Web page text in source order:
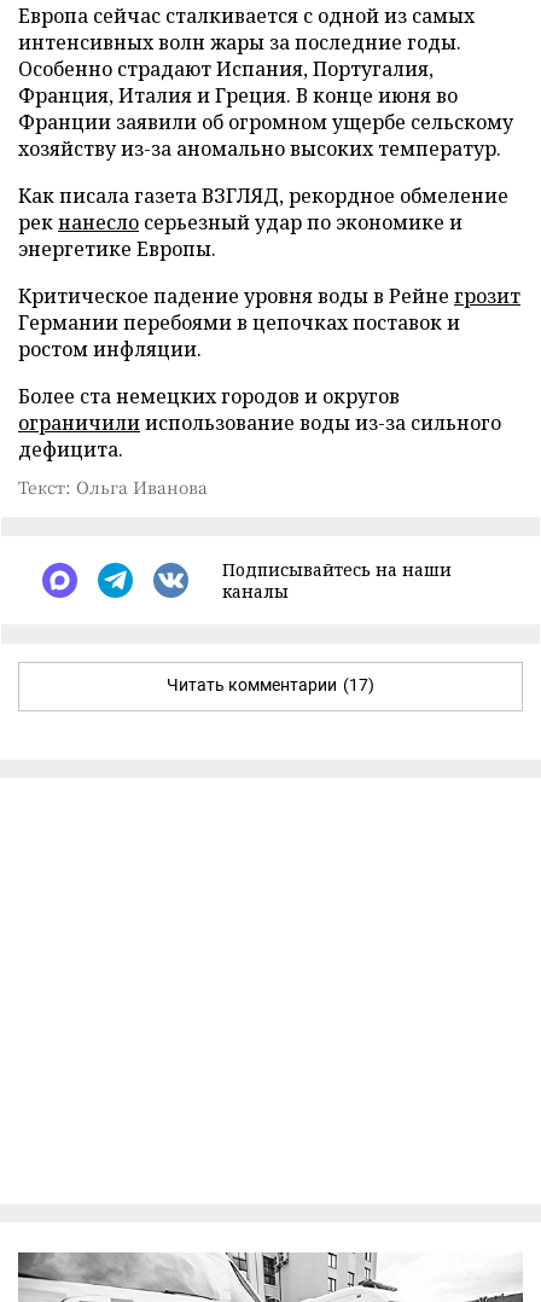
Европа сейчас сталкивается с одной из самых
интенсивных волн жары за последние годы.
Особенно страдают Испания, Португалия,
Франция, Италия и Греция. В конце июня во
Франции заявили об огромном ущербе сельскому
хозяйству из-за аномально высоких температур.
Как писала газета ВЗГЛЯД, рекордное обмеление
рекнанесло серьезный удар по экономике и
энергетике Европы.
Критическое падение уровня воды в Рейне грозит
Германии перебоями в цепочках поставок и
ростом инфляции.
Более ста немецких городов и округов
ограничилииспользование воды из-за сильного
дефицита.
Текст: Ольга Иванова
Подписывайтесь на наши
каналы
Читать комментарии (17)